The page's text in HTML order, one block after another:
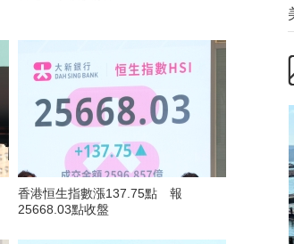
香港恒生指數漲137.75點 報
25668.03點收盤